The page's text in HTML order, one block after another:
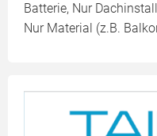
Batterie, Nur
Nur Material (z.B.